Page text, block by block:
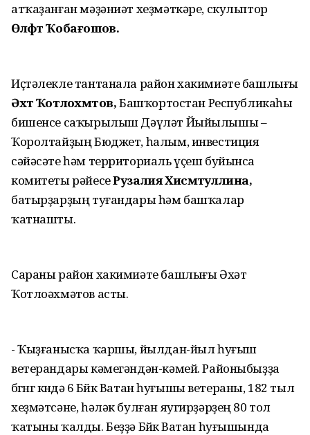
атҡаҙанған мәҙәниәт хеҙмәткәре, скульптор
Өлфәт Ҡобағошов.
Иҫтәлекле тантанала район хакимиәте башлығы
Әхәт Ҡотлоәхмәтов,Башҡортостан Республикаһы
бишенсе саҡырылыш Дәүләт Йыйылышы –
Ҡоролтайҙың Бюджет, һалым, инвестиция
сәйәсәте һәм территориаль үҫеш буйынса
комитеты рәйесеРузалия Хисмәтуллина,
батырҙарҙың туғандары һәм башҡалар
ҡатнашты.
Сараны район хакимиәте башлығы Әхәт
Ҡотлоәхмәтов асты.
- Ҡыҙғанысҡа ҡаршы, йылдан-йыл һуғыш
ветерандары кәмегәндән-кәмей. Районыбыҙҙа
бөгөнгө көндә 6 Бөйөк Ватан һуғышы ветераны, 182 тыл
хеҙмәтсәне, һәләк булған яугирҙәрҙең 80 тол
ҡатыны ҡалды. Беҙҙә Бөйөк Ватан һуғышында